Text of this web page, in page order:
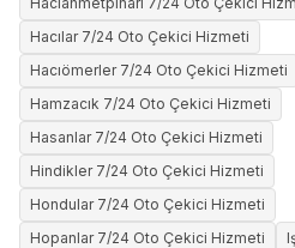
Hacılar 7/24 Oto Çekici Hizmeti
Hacıömerler 7/24 Oto Çekici Hizmeti
Hamzacık 7/24 Oto Çekici Hizmeti
Hasanlar 7/24 Oto Çekici Hizmeti
Hindikler 7/24 Oto Çekici Hizmeti
Hondular 7/24 Oto Çekici Hizmeti
Hopanlar 7/24 Oto Çekici Hizmeti